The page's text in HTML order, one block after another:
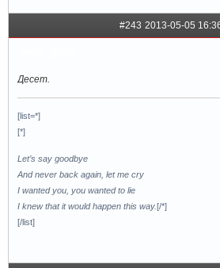
#243 2013-05-05
Десет.
[list=*]
[*]
Let’s say goodbye
And never back again, let me cry
I wanted you, you wanted to lie
I knew that it would happen this way.[/*]
[/list]